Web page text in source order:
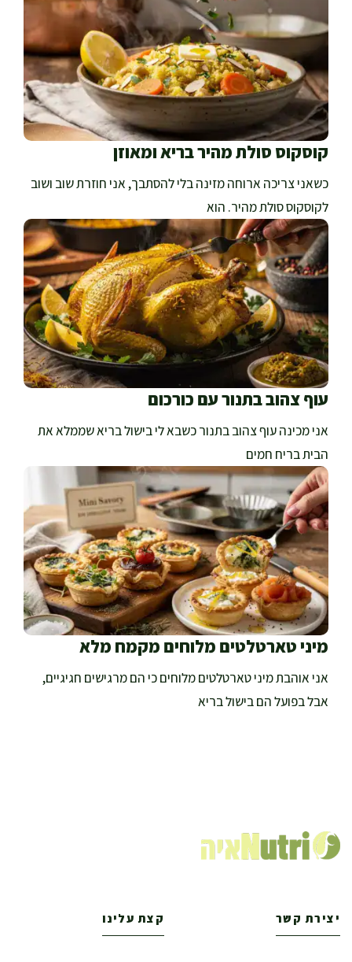
קוסקוס סולת מהיר בריא ומאוזן
כשאני צריכה ארוחה מזינה בלי להסתבך, אני חוזרת שוב ושוב
לקוסקוס סולת מהיר. הוא
עוף צהוב בתנור עם כורכום
אני מכינה עוף צהוב בתנור כשבא לי בישול בריא שממלא את
הבית בריח חמים
מיני טארטלטים מלוחים מקמח מלא
אני אוהבת מיני טארטלטים מלוחים כי הם מרגישים חגיגיים,
אבל בפועל הם בישול בריא
יצירת קשר קצת עלינו